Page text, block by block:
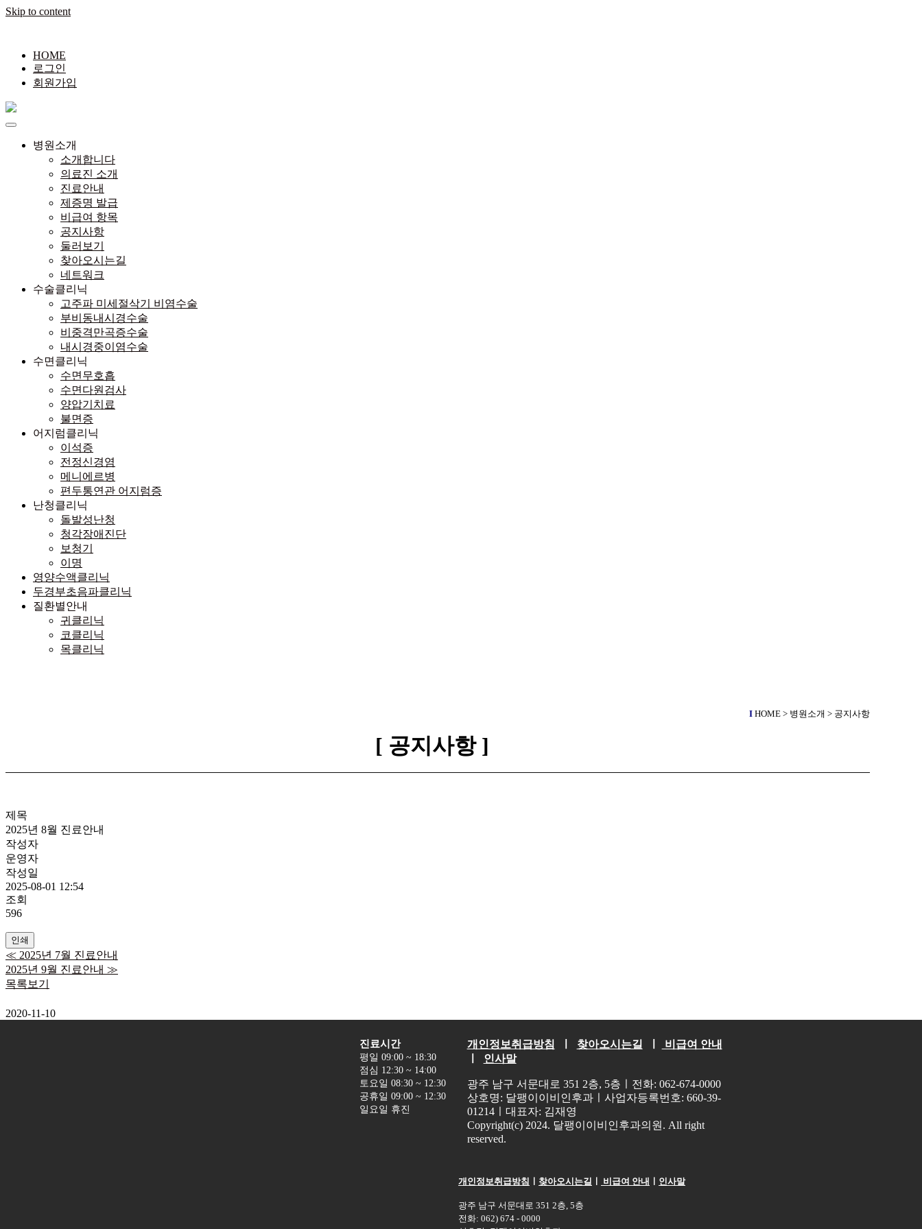
Skip to content
HOME
로그인
회원가입
병원소개
소개합니다
의료진 소개
진료안내
제증명 발급
비급여 항목
공지사항
둘러보기
찾아오시는길
네트워크
수술클리닉
고주파 미세절삭기 비염수술
부비동내시경수술
비중격만곡증수술
내시경중이염수술
수면클리닉
수면무호흡
수면다원검사
양압기치료
불면증
어지럼클리닉
이석증
전정신경염
메니에르병
편두통연관 어지럼증
난청클리닉
돌발성난청
청각장애진단
보청기
이명
영양수액클리닉
두경부초음파클리닉
질환별안내
귀클리닉
코클리닉
목클리닉
I HOME > 병원소개 > 공지사항
[ 공지사항 ]
제목
2025년 8월 진료안내
작성자
운영자
작성일
2025-08-01 12:54
조회
596
인쇄
≪ 2025년 7월 진료안내
2025년 9월 진료안내 ≫
목록보기
2020-11-10
진료시간
평일 09:00 ~ 18:30
점심 12:30 ~ 14:00
토요일 08:30 ~ 12:30
공휴일 09:00 ~ 12:30
일요일 휴진
개인정보취급방침 찾아오시는길
비급여 안내
인사말
광주 남구 서문대로 351 2층, 5층ㅣ전화: 062-674-0000
상호명: 달팽이이비인후과ㅣ사업자등록번호: 660-39-
01214ㅣ대표자: 김재영
Copyright(c) 2024. 달팽이이비인후과의원. All right
reserved.
개인정보취급방침 찾아오시는길 비급여 안내 인사말
광주 남구 서문대로 351 2층, 5층
전화: 062) 674 - 0000